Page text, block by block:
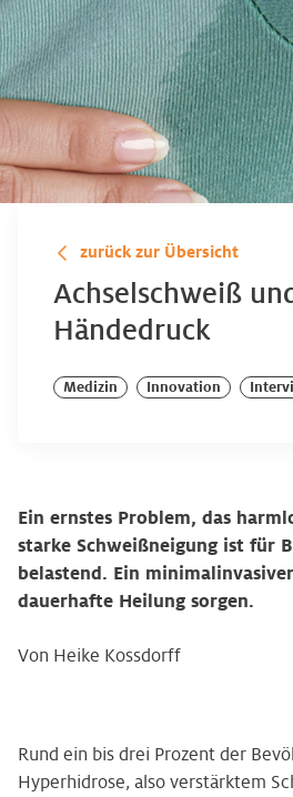
zurück zur Übersicht
Achselschweiß
Händedruck
Medizin Innovation
Ein ernstes Problem, das
starke Schweißneigung ist für
belastend. Ein
dauerhafte Heilung sorgen.
Von Heike Kossdorff
Rund ein bis drei Prozent der
Hyperhidrose, also verstärktem